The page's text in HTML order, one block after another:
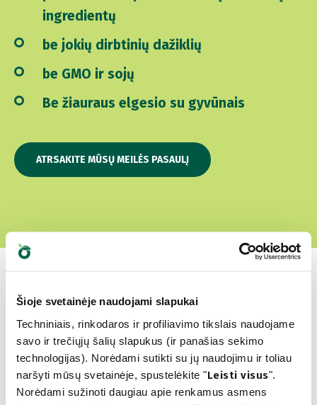
Šioje svetainėje naudojami slapukai
Techniniais, rinkodaros ir profiliavimo tikslais naudojame
savo ir trečiųjų šalių slapukus (ir panašias sekimo
technologijas). Norėdami sutikti su jų naudojimu ir toliau
naršyti mūsų svetainėje, spustelėkite "Leisti visus".
Norėdami sužinoti daugiau apie renkamus asmens
ingredientų
be jokių dirbtinių dažiklių
be GMO ir sojų
Be žiauraus elgesio su gyvūnais
ATRSAKITE MŪSŲ MEILĖS PASAULĮ
Kuris yra jų
mėgstamiausias?
Atraskite mūsų geriausius produktus Jūsų